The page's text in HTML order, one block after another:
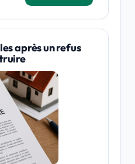
après un refus